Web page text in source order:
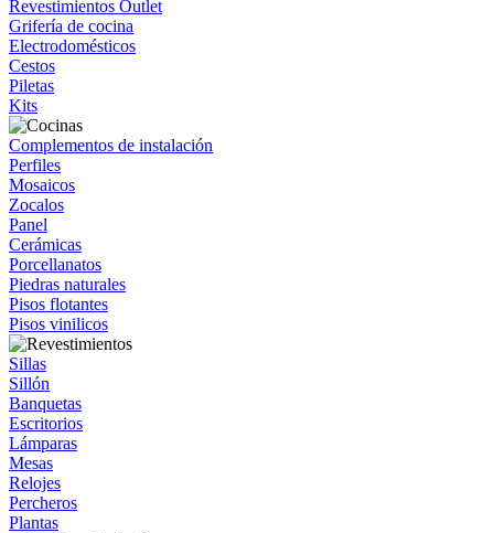
Revestimientos Outlet
Grifería de cocina
Electrodomésticos
Cestos
Piletas
Kits
Complementos de instalación
Perfiles
Mosaicos
Zocalos
Panel
Cerámicas
Porcellanatos
Piedras naturales
Pisos flotantes
Pisos vinilicos
Sillas
Sillón
Banquetas
Escritorios
Lámparas
Mesas
Relojes
Percheros
Plantas